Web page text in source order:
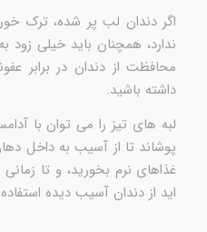
اگر دندان لب پر شده، ترک
ندارد، همچنان باید خیلی زود
محافظت از دندان در برابر
داشته باشید.
لبه های تیز را می توان با
پوشاند تا از آسیب به داخل
غذاهای نرم بخورید، و تا
اید از دندان آسیب دیده